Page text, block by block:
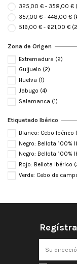
325,00 € - 358,00 €
357,00 € - 448,00 €
519,00 € - 621,00 €
Zona de Origen
Extremadura (2)
Guijuelo (2)
Huelva (1)
Jabugo (4)
Salamanca (1)
Etiquetado Ibérico
Blanco: Cebo Ibérico
Negro: Bellota 100%
Negro: Bellota 100%
Rojo: Bellota Ibérico
Verde: Cebo de